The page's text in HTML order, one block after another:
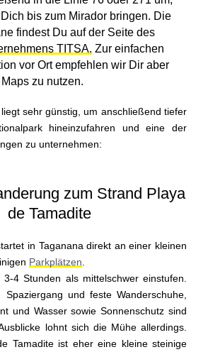
bis zum Mirador bringen. Die
findest Du auf der Seite des
TITSA. Zur einfachen
vor Ort empfehlen wir Dir aber
zu nutzen.
sehr günstig, um anschließend tiefer
hineinzufahren und eine der
zu unternehmen:
zum Strand Playa
de Tamadite
in Taganana direkt an einer kleinen
Parkplätzen
4 Stunden als mittelschwer einstufen.
und feste Wanderschuhe,
und Wasser sowie Sonnenschutz sind
lohnt sich die Mühe allerdings.
Tamadite ist eher eine kleine steinige